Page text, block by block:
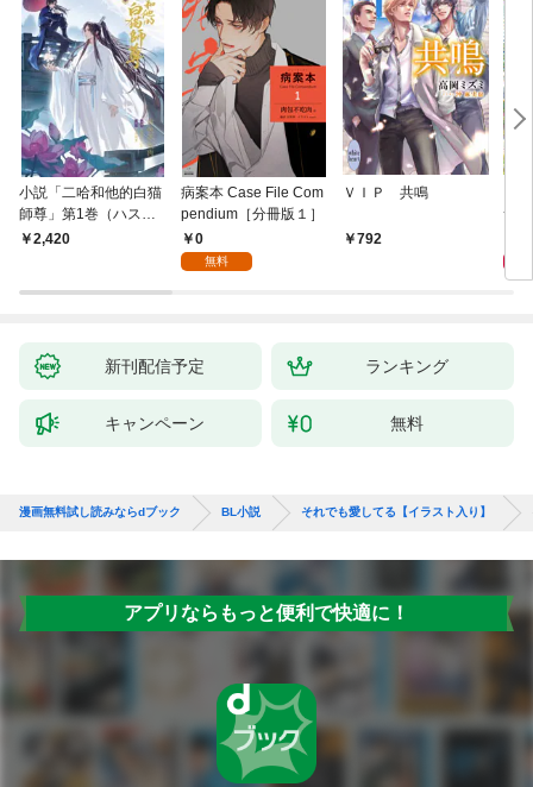
小説「二哈和他的白猫
師尊」第1巻（ハスキ
ーとかれのしろねこし
2,420
病案本 Case File Com
pendium［分冊版１］
0
無料
ＶＩＰ 共鳴
792
つ
新刊配信予定 ランキング
キャンペーン 無料
漫画無料試し読みならdブック BL小説 それでも愛してる【イラスト入り】
アプリならもっと便利で快適に！